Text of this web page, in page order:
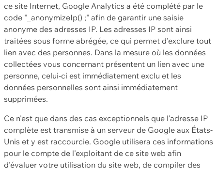
ce site Internet, Google Analytics a été complété par le
code "_anonymizeIp() ;" afin de garantir une saisie
anonyme des adresses IP. Les adresses IP sont ainsi
traitées sous forme abrégée, ce qui permet d'exclure tout
lien avec des personnes. Dans la mesure où les données
collectées vous concernant présentent un lien avec une
personne, celui-ci est immédiatement exclu et les
données personnelles sont ainsi immédiatement
supprimées.
Ce n'est que dans des cas exceptionnels que l'adresse IP
complète est transmise à un serveur de Google aux États-
Unis et y est raccourcie. Google utilisera ces informations
pour le compte de l'exploitant de ce site web afin
d'évaluer votre utilisation du site web, de compiler des